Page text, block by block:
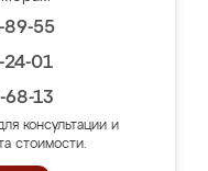
89-55
01
13
консультации и
стоимости.